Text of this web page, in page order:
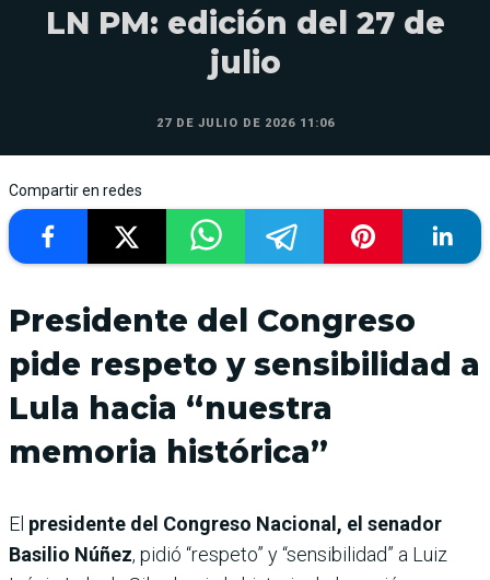
LN PM: edición del 27 de
julio
27 DE JULIO DE 2026 11:06
Compartir en redes
Presidente del Congreso
pide respeto y sensibilidad a
Lula hacia “nuestra
memoria histórica”
El presidente del Congreso Nacional, el senador
Basilio Núñez, pidió “respeto” y “sensibilidad” a Luiz